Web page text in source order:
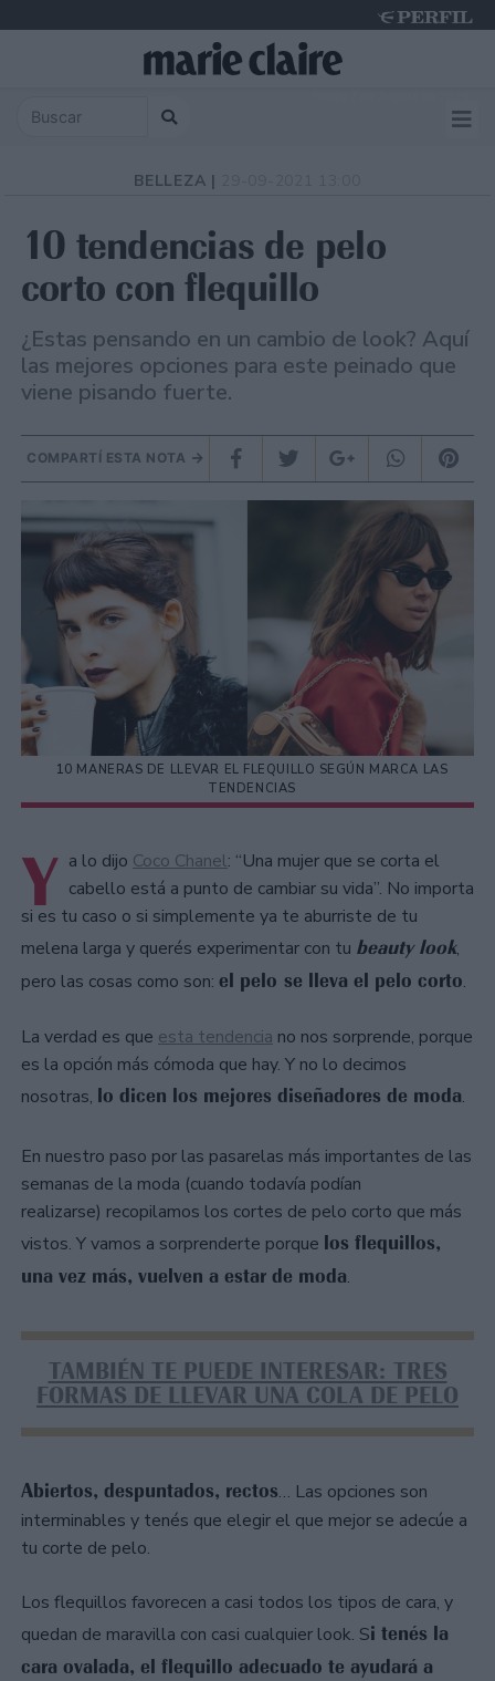
BELLEZA |
10 tendencias de pelo
corto con flequillo
¿Estas pensando en un cambio de look? Aquí
las mejores opciones para este peinado que
viene pisando fuerte.
COMPARTÍ ESTA NOTA
10 MANERAS DE LLEVAR EL FLEQUILLO SEGÚN MARCA LAS
TENDENCIAS
Y a lo dijo Coco Chanel: “Una mujer que se corta el
cabello está a punto de cambiar su vida”. No importa
si es tu caso o si simplemente ya te aburriste de tu
melena larga y querés experimentar con tu beauty look,
pero las cosas como son: el pelo se lleva el pelo corto.
La verdad es que esta tendencia no nos sorprende, porque
es la opción más cómoda que hay. Y no lo decimos
nosotras, lo dicen los mejores diseñadores de moda.
En nuestro paso por las pasarelas más importantes de las
semanas de la moda (cuando todavía podían
realizarse) recopilamos los cortes de pelo corto que más
vistos. Y vamos a sorprenderte porque los flequillos,
una vez más, vuelven a estar de moda.
TAMBIÉN TE PUEDE INTERESAR: TRES
FORMAS DE LLEVAR UNA COLA DE PELO
Abiertos, despuntados, rectos… Las opciones son
interminables y tenés que elegir el que mejor se adecúe a
tu corte de pelo.
Los flequillos favorecen a casi todos los tipos de cara, y
quedan de maravilla con casi cualquier look. Si tenés la
cara ovalada, el flequillo adecuado te ayudará a